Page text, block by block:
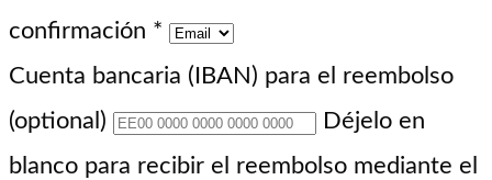
confirmación *
Cuenta bancaria (IBAN) para el reembolso
(optional)
Déjelo en
blanco para recibir el reembolso mediante el